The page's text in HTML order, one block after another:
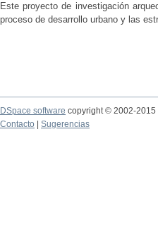
Este proyecto de investigación
proceso de desarrollo urbano y las
DSpace software copyright © 2002-2015
Contacto
Sugerencias